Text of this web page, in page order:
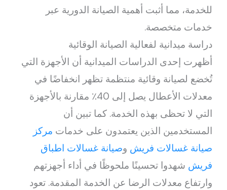
للخدمة، مما أثبت أهمية الصيانة الدورية عبر
خدمات متخصصة.
دراسة ميدانية لفعالية الصيانة الوقائية
أظهرت إحدى الدراسات الميدانية أن الأجهزة التي
تُخضع لصيانة وقائية منتظمة تظهر انخفاضًا في
معدلات الأعطال يصل إلى 40٪ مقارنة بالأجهزة
التي لا تحظى بهذه الخدمة. كما تبين أن
المستخدمين الذين يعتمدون على خدمات مركز
صيانة غسالات فريش وصيانة غسالات اطباق
فريش شهدوا تحسينًا ملحوظًا في أداء أجهزتهم
وارتفاع معدلات الرضا عن الخدمة المقدمة. تعود